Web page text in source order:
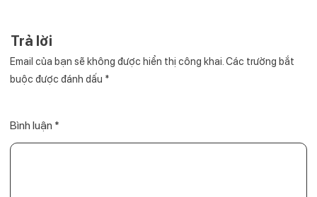
Trả lời
Email của bạn sẽ không được hiển thị công khai. Các trường bắt
buộc được đánh dấu *
Bình luận *